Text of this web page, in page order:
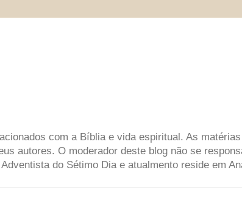
com a Bíblia e vida espiritual. As
autores. O moderador deste blog não se
do Sétimo Dia e atualmento reside em